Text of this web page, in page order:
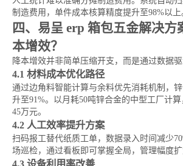
制造费用，单件成本核算精度提升至98%以上
四、易呈 erp 箱包五金解决方
本增效？
降本增效并非简单压缩开支，而是通过数据驱
4.1 材料成本优化路径
通过边角料智能计算与余料优先消耗机制，
升至91%。以月耗50吨锌合金的中型工厂计
45万元。
4.2 人工效率提升方案
扫码报工替代纸质工单，数据录入时间减少
场巡检，通过看板即可掌握全局，管理幅度扩